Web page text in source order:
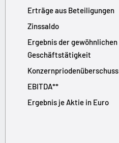
Erträge aus Beteiligungen
Zinssaldo
Ergebnis der gewöhnlichen
Geschäftstätigkeit
Konzernpriodenüberschuss
EBITDA**
Ergebnis je Aktie in Euro